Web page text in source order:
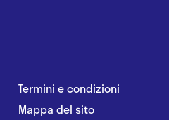
Termini e condizioni
Mappa del sito